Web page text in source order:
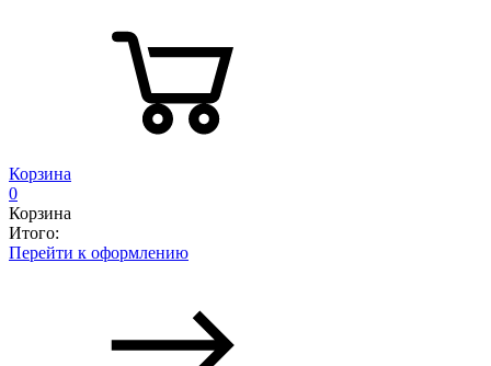
Корзина
0
Корзина
Итого:
Перейти к оформлению